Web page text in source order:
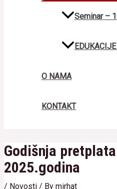
Seminar –
O NAMA
KONTAKT
Godišnja
2025.godina
/ Novosti / By mirhat